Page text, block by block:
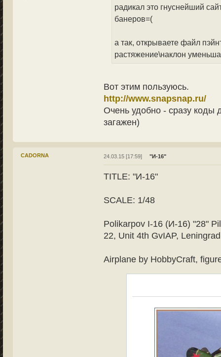
радикал это гнуснейший
банеров=(
а так, открываете файл
растяжение\наклон
Вот этим пользуюсь.
http://www.snapsnap.ru/
Очень удобно - сразу коды
загажен)
CADORNA 24.03.15 [17:59] "И-16"
TITLE: "И-16"
SCALE: 1/48
Polikarpov I-16 (И-16) "28"
22, Unit 4th GvIAP,
Airplane by HobbyCraft,